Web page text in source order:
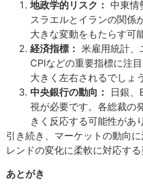
地政学的リスク： 中東情
スラエルとイランの関係
大きな変動をもたらす可
経済指標： 米雇用統計、
CPIなどの重要指標に注
大きく左右されるでしょう
中央銀行の動向：
日銀、
視が必要です。各総裁の
きく反応する可能性があ
引き続き、マーケットの動向
レンドの変化に柔軟に対応する
あとがき